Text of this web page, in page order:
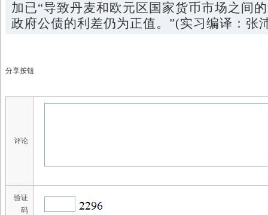
加已“导致丹麦和欧元区国家货币市场之间
政府公债的利差仍为正值。”(实习编译：张
分享按钮
评论
验证
码